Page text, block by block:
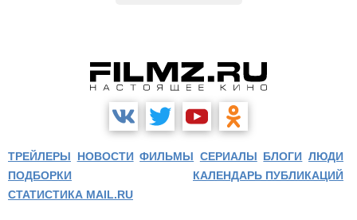
ТРЕЙЛЕРЫ НОВОСТИ ФИЛЬМЫ СЕРИАЛЫ БЛОГИ ЛЮДИ
ПОДБОРКИ
КАЛЕНДАРЬ ПУБЛИКАЦИЙ
СТАТИСТИКА MAIL.RU